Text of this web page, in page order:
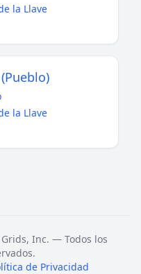
la Llave
la Llave
Inc. — Todos los
de Privacidad